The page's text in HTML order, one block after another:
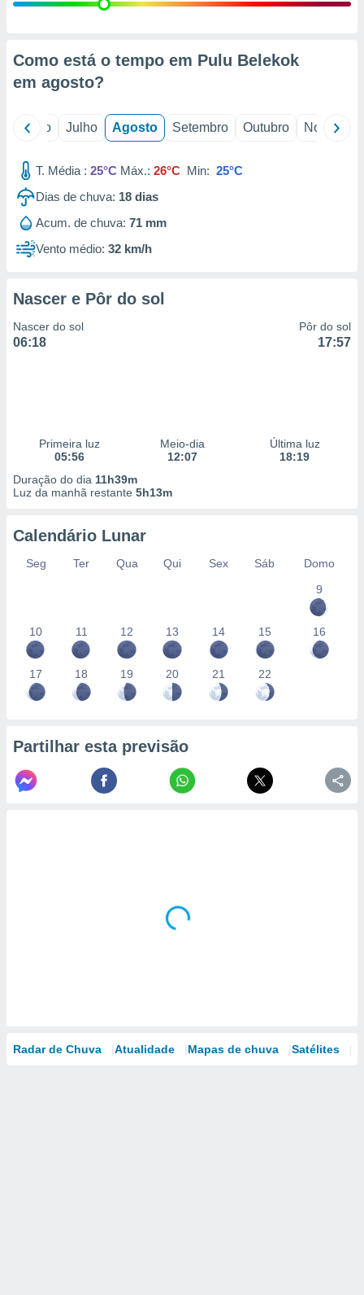
estudos
1199
Como está o tempo em Pulu Belekok
em agosto?
Junho Julho Agosto Setembro Outubro Novembro
T. Média : 25°C Máx.: 26°C Min: 25°C
Dias de chuva: 18 dias
Acum. de chuva: 71 mm
Vento médio: 32 km/h
Nascer e Pôr do sol
Nascer do sol
06:18
Pôr do sol
17:57
Primeira luz
05:56
Meio-dia
12:07
Última luz
18:19
Duração do dia 11h39m
Luz da manhã restante 5h13m
Calendário Lunar
Seg Ter Qua Qui Sex Sáb
Domo
9
10 11 12 13 14 15 16
17 18 19 20 21 22
Partilhar esta previsão
Radar de Chuva Atualidade Mapas de chuva Satélites